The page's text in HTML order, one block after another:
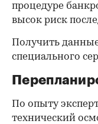
процедуре
высок риск
Получить
специального
По опыту
технический